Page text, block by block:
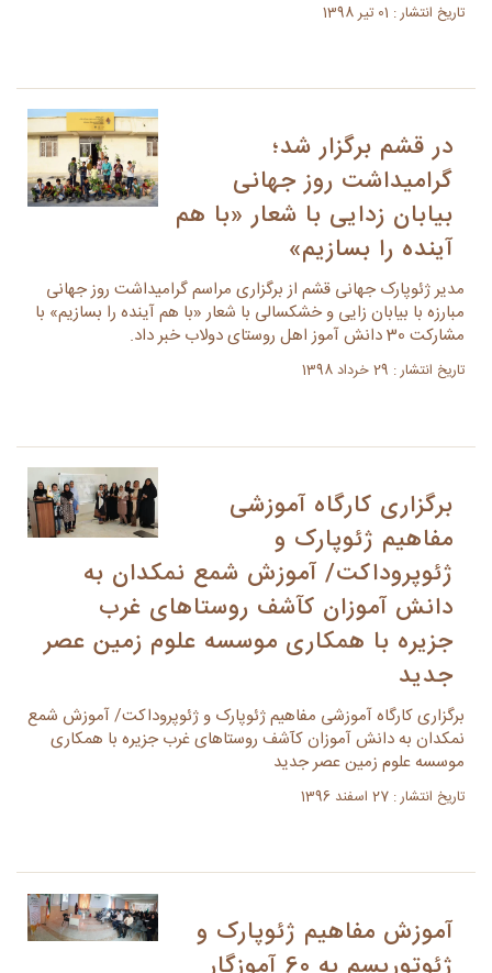
تاریخ انتشار : 01 تیر 1398
در قشم برگزار شد؛
گرامیداشت روز جهانی
بیابان زدایی با شعار «با هم
آینده را بسازیم»
مدیر ژئوپارک جهانی قشم از برگزاری مراسم گرامیداشت روز جهانی
مبارزه با بیابان زایی و خشکسالی با شعار «با هم آینده را بسازیم» با
مشارکت 30 دانش آموز اهل روستای دولاب خبر داد.
تاریخ انتشار : 29 خرداد 1398
برگزاری کارگاه آموزشی
مفاهیم ژئوپارک و
ژئوپروداکت/ آموزش شمع نمکدان به
دانش آموزان کآشف روستاهای غرب
جزیره با همکاری موسسه علوم زمین عصر
جدید
برگزاری کارگاه آموزشی مفاهیم ژئوپارک و ژئوپروداکت/ آموزش شمع
نمکدان به دانش آموزان کآشف روستاهای غرب جزیره با همکاری
موسسه علوم زمین عصر جدید
تاریخ انتشار : 27 اسفند 1396
آموزش مفاهيم ژئوپارک و